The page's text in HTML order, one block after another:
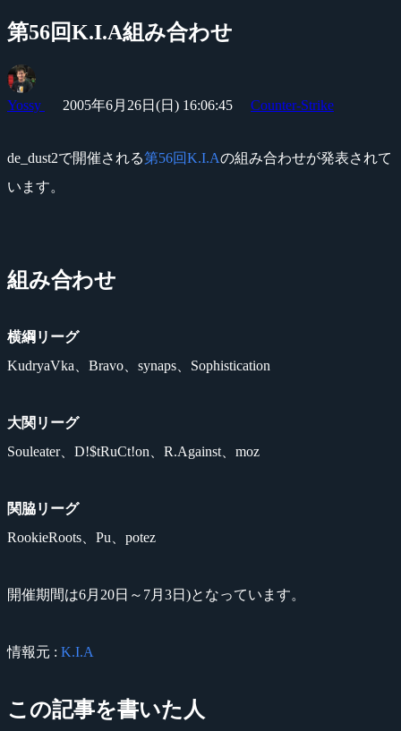
第56回K.I.A組み合わせ
Yossy 2005年6月26日(日) 16:06:45 Counter-Strike
de_dust2で開催される第56回K.I.Aの組み合わせが発表されて
います。
組み合わせ
横綱リーグ
KudryaVka、Bravo、synaps、Sophistication
大関リーグ
Souleater、D!$tRuCt!on、R.Against、moz
関脇リーグ
RookieRoots、Pu、potez
開催期間は6月20日～7月3日)となっています。
情報元 : K.I.A
この記事を書いた人